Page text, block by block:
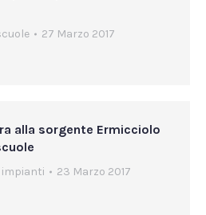
27 Marzo 2017
alla sorgente Ermicciolo
impianti
23 Marzo 2017